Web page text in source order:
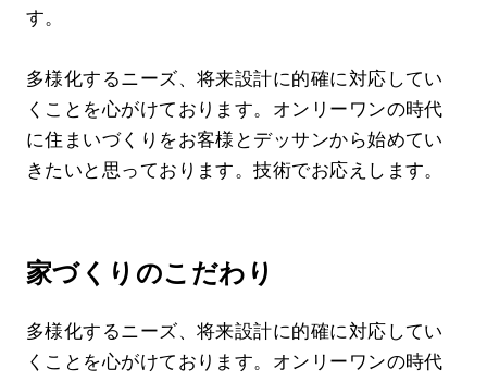
す。
多様化するニーズ、将来設計に的確に対応してい
くことを心がけております。オンリーワンの時代
に住まいづくりをお客様とデッサンから始めてい
きたいと思っております。技術でお応えします。
家づくりのこだわり
多様化するニーズ、将来設計に的確に対応してい
くことを心がけております。オンリーワンの時代